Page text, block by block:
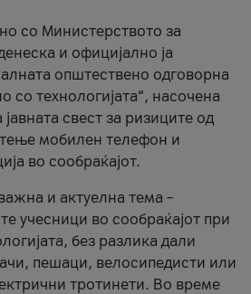
со Министерството за
и официјално ја
општествено одговорна
со технологијата“, насочена
свест за ризиците од
мобилен телефон и
во сообраќајот.
и актуелна тема –
учесници во сообраќајот при
без разлика дали
пешаци, велосипедисти или
тротинети. Во време